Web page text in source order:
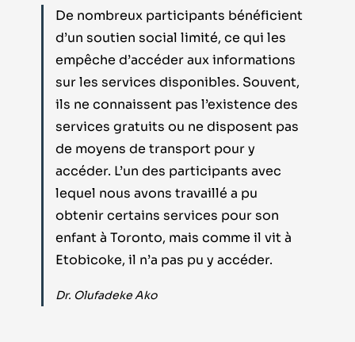
De nombreux participants bénéficient
d’un soutien social limité, ce qui les
empêche d’accéder aux informations
sur les services disponibles. Souvent,
ils ne connaissent pas l’existence des
services gratuits ou ne disposent pas
de moyens de transport pour y
accéder. L’un des participants avec
lequel nous avons travaillé a pu
obtenir certains services pour son
enfant à Toronto, mais comme il vit à
Etobicoke, il n’a pas pu y accéder.
Dr. Olufadeke Ako